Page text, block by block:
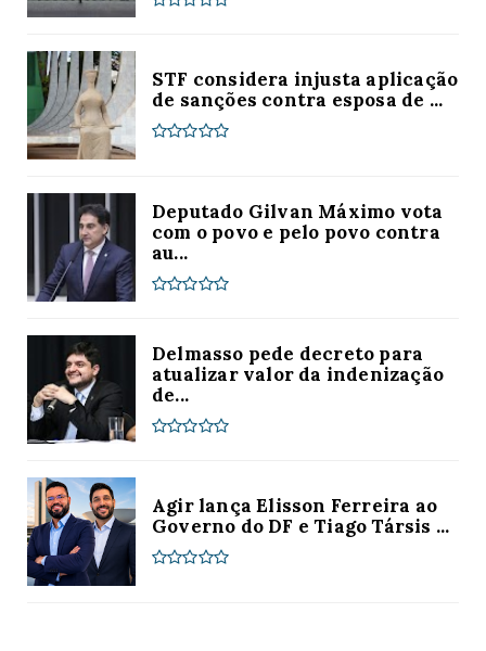
STF considera injusta aplicação
de sanções contra esposa de ...
Deputado Gilvan Máximo vota
com o povo e pelo povo contra
au...
Delmasso pede decreto para
atualizar valor da indenização
de...
Agir lança Elisson Ferreira ao
Governo do DF e Tiago Társis ...